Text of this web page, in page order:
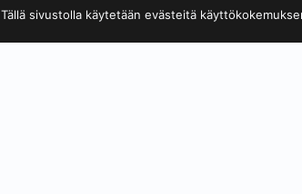
Takaisin
Tällä sivustolla käytetään evästeitä